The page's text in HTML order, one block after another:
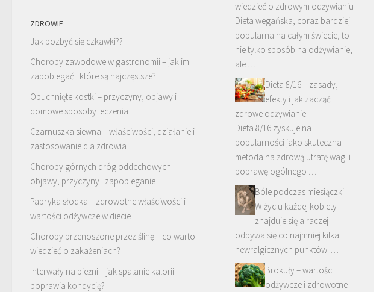
ZDROWIE
Jak pozbyć się czkawki??
Choroby zawodowe w gastronomii – jak im
zapobiegać i które są najczęstsze?
Opuchnięte kostki – przyczyny, objawy i
domowe sposoby leczenia
Czarnuszka siewna – właściwości, działanie i
zastosowanie dla zdrowia
Choroby górnych dróg oddechowych:
objawy, przyczyny i zapobieganie
Papryka słodka – zdrowotne właściwości i
wartości odżywcze w diecie
Choroby przenoszone przez ślinę – co warto
wiedzieć o zakażeniach?
Interwały na bieżni – jak spalanie kalorii
poprawia kondycję?
wiedzieć o zdrowym odżywianiu
Dieta wegańska, coraz bardziej
popularna na całym świecie, to
nie tylko sposób na odżywianie,
ale …
Dieta 8/16 – zasady,
efekty i jak zacząć
zdrowe odżywianie
Dieta 8/16 zyskuje na
popularności jako skuteczna
metoda na zdrową utratę wagi i
poprawę ogólnego …
Bóle podczas miesiączki
W życiu każdej kobiety
znajduje się a raczej
odbywa się co najmniej kilka
newralgicznych punktów. …
Brokuły – wartości
odżywcze i zdrowotne